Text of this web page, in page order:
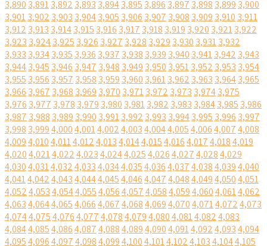
3,890 3,8913,892 3,893 3,8943,895 3,896 3,897 3,898 3,899 3,900
3,9013,902 3,903 3,9043,905 3,906 3,907 3,908 3,909 3,910 3,911
3,912 3,913 3,9143,915 3,916 3,917 3,918 3,919 3,920 3,9213,922
3,923 3,9243,925 3,926 3,927 3,928 3,929 3,930 3,9313,932
3,933 3,9343,935 3,936 3,937 3,938 3,939 3,940 3,9413,942 3,943
3,9443,945 3,946 3,947 3,948 3,949 3,950 3,9513,952 3,953 3,954
3,955 3,956 3,957 3,958 3,959 3,960 3,9613,962 3,963 3,9643,965
3,966 3,967 3,968 3,969 3,970 3,9713,972 3,973 3,9743,975
3,976 3,977 3,978 3,979 3,980 3,9813,982 3,983 3,9843,985 3,986
3,987 3,988 3,989 3,990 3,9913,992 3,993 3,9943,995 3,996 3,997
3,998 3,9994,0004,0014,0024,0034,0044,0054,0064,0074,008
4,0094,0104,0114,0124,0134,0144,0154,0164,0174,0184,019
4,0204,0214,0224,0234,0244,0254,0264,0274,0284,029
4,0304,0314,0324,0334,0344,0354,0364,0374,0384,0394,040
4,0414,0424,0434,0444,0454,0464,0474,0484,0494,0504,051
4,0524,0534,0544,0554,0564,0574,0584,0594,0604,0614,062
4,0634,0644,0654,0664,0674,0684,0694,0704,0714,0724,073
4,0744,0754,0764,0774,0784,0794,0804,0814,0824,083
4,0844,0854,0864,0874,0884,0894,0904,0914,0924,0934,094
4,0954,0964,0974,0984,0994,1004,1014,1024,1034,1044,105